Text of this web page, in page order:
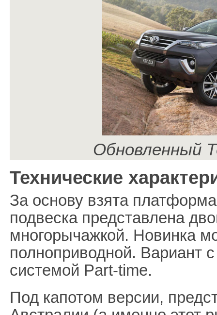
Обновленный
Технические
За основу взята
подвеска представлена
многорычажкой. Новинка
полноприводной. Вариант
системой Part-time.
Под капотом версии,